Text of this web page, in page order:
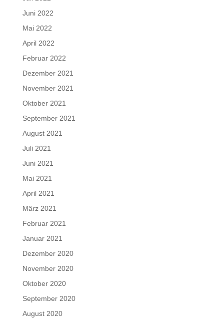
Juni 2022
Mai 2022
April 2022
Februar 2022
Dezember 2021
November 2021
Oktober 2021
September 2021
August 2021
Juli 2021
Juni 2021
Mai 2021
April 2021
März 2021
Februar 2021
Januar 2021
Dezember 2020
November 2020
Oktober 2020
September 2020
August 2020